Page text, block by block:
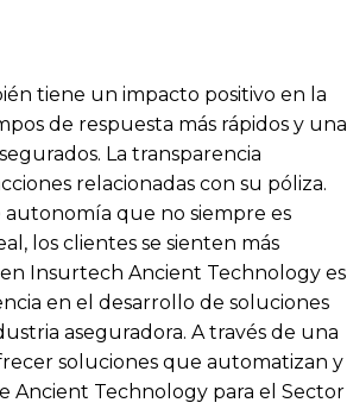
tiene un impacto positivo en la
de respuesta más rápidos y una
La transparencia
relacionadas con su póliza.
que no siempre es
los clientes se sienten más
Insurtech Ancient Technology es
en el desarrollo de soluciones
aseguradora. A través de una
soluciones que automatizan y
Ancient Technology para el Sector